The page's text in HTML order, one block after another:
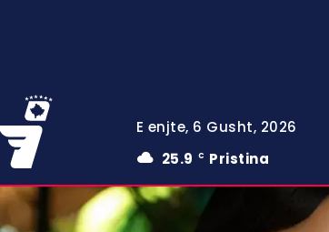
E enjte, 6 Gusht, 2026
25.9
C Pristina